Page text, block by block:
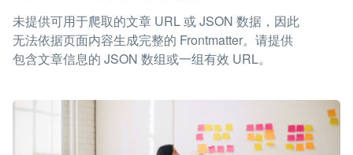
未提供可用于爬取的文章 URL 或 JSON 数据，因此
无法依据页面内容生成完整的 Frontmatter。请提供
包含文章信息的 JSON 数组或一组有效 URL。